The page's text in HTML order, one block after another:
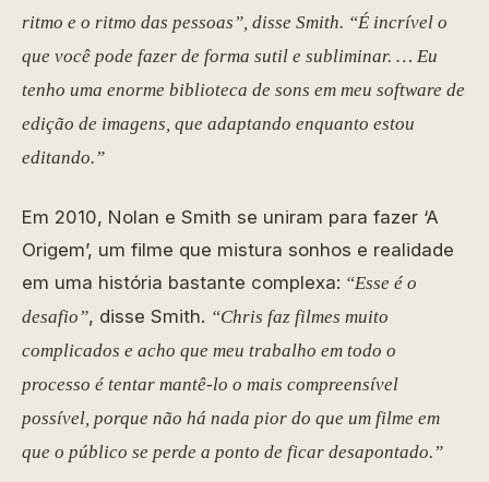
ritmo e o ritmo das pessoas”, disse Smith. “É incrível o
que você pode fazer de forma sutil e subliminar. … Eu
tenho uma enorme biblioteca de sons em meu software de
edição de imagens, que adaptando enquanto estou
editando.”
Em 2010, Nolan e Smith se uniram para fazer ‘A
Origem’, um filme que mistura sonhos e realidade
em uma história bastante complexa: “Esse é o
desafio”, disse Smith. “Chris faz filmes muito
complicados e acho que meu trabalho em todo o
processo é tentar mantê-lo o mais compreensível
possível, porque não há nada pior do que um filme em
que o público se perde a ponto de ficar desapontado.”